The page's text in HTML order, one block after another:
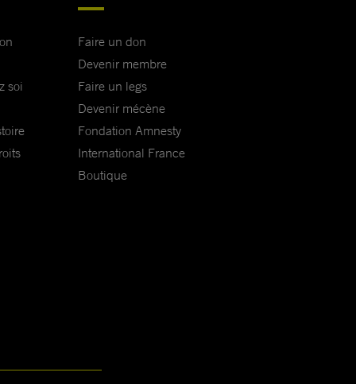
soi
Faire un don
Devenir membre
Faire un legs
Devenir mécène
Fondation Amnesty
International France
Boutique